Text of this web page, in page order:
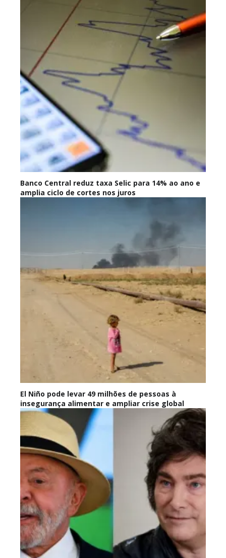
Banco Central reduz taxa Selic para 14% ao ano e
amplia ciclo de cortes nos juros
El Niño pode levar 49 milhões de pessoas à
insegurança alimentar e ampliar crise global